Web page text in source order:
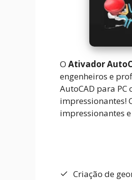
O Ativador
engenheiros e
AutoCAD para
impressionantes!
impressionantes
Criação de